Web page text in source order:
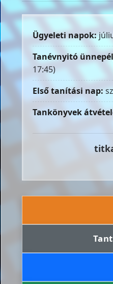
Ügyeleti napok:
Tanévnyitó
17:45)
Első tanítási nap:
Tankönyvek